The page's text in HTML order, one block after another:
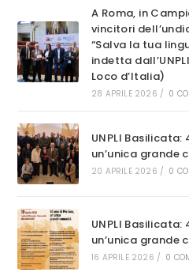
BARDI
A Roma, in
vincitori
“Salva la tua
indetta
Loco d’Italia)
28 APRILE 2026 / 0
UNPLI Basilicata:
un’unica grande
20 APRILE 2026 / 0
UNPLI Basilicata:
un’unica grande
16 APRILE 2026 / 0